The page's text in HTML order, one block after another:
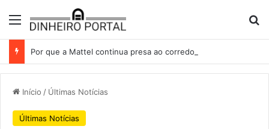
Menu
Início / Últimas Notícias
Últimas Notícias